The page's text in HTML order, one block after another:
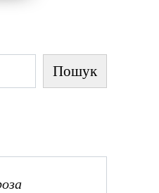
Пошук